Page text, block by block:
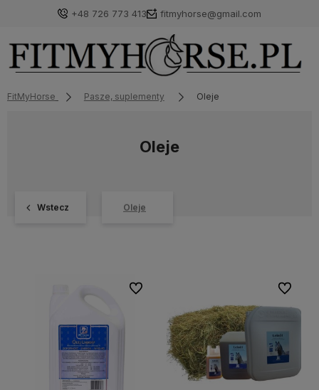
+48 726 773 413 fitmyhorse@gmail.com
FitMyHorse Pasze, suplementy Oleje
Oleje
Wstecz Oleje
Do ulubionych Do